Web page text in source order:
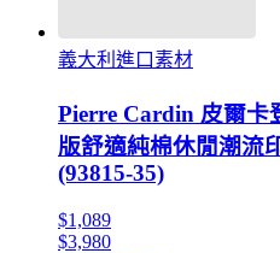
義大利進口素材
Pierre Cardin 皮爾卡
版舒適純棉休閒潮流
(93815-35)
$1,089
$3,980